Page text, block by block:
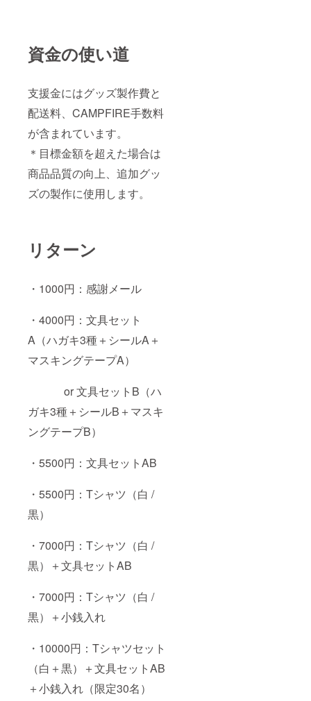
資金の使い道
支援金にはグッズ製作費と
配送料、CAMPFIRE手数料
が含まれています。
＊目標金額を超えた場合は
商品品質の向上、追加グッ
ズの製作に使用します。
リターン
・1000円：感謝メール
・4000円：文具セット
A（ハガキ3種＋シールA＋
マスキングテープA）
or 文具セットB（ハ
ガキ3種＋シールB＋マスキ
ングテープB）
・5500円：文具セットAB
・5500円：Tシャツ（白 /
黒）
・7000円：Tシャツ（白 /
黒）＋文具セットAB
・7000円：Tシャツ（白 /
黒）＋小銭入れ
・10000円：Tシャツセット
（白＋黒）＋文具セットAB
＋小銭入れ（限定30名）